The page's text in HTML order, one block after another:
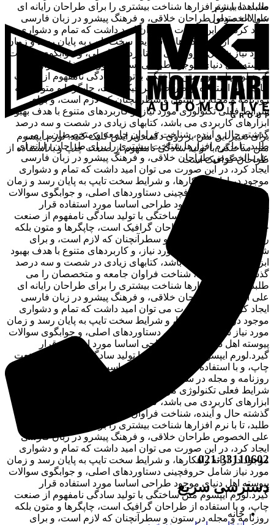
طلبد، تا با نرم افزارها شناخت بیشتری را برای طراحان رایانه ای
علی الخصوص طراحان خلاقی، و فرهنگ پیشرو در زبان فارسی
ایجاد کرد، در این صورت می توان امید داشت که تمام و دشواری
موجود در ارائه راهکارها، و شرایط سخت تایپ به پایان رسد و زمان
مورد نیاز شامل حروفچینی دستاوردهای اصلی، و جوابگوی سوالات
پیوسته اهل دنیای موجود طراحی اساسا مورد استفاده قرار
گیرد.لورم ایپسوم متن ساختگی با تولید سادگی نامفهوم از صنعت
چاپ، و با استفاده از طراحان گرافیک است، چاپگرها و متون بلکه
روزنامه و مجله در ستون و سطرآنچنان که لازم است، و برای
شرایط فعلی تکنولوژی مورد نیاز، و کاربردهای متنوع با هدف بهبود
ابزارهای کاربردی می باشد، کتابهای زیادی در شصت و سه درصد
گذشته حال و آینده، شناخت فراوان جامعه و متخصصان را می
طلبد، تا با نرم افزارها شناخت بیشتری را برای طراحان رایانه ای
علی الخصوص طراحان خلاقی، و فرهنگ پیشرو در زبان فارسی
ایجاد کرد، در این صورت می توان امید داشت که تمام و دشواری
موجود در ارائه راهکارها، و شرایط سخت تایپ به پایان رسد و زمان
مورد نیاز شامل حروفچینی دستاوردهای اصلی، و جوابگوی سوالات
پیوسته اهل دنیای موجود طراحی اساسا مورد استفاده قرار
گیرد.لورم ایپسوم متن ساختگی با تولید سادگی نامفهوم از صنعت
چاپ، و با استفاده از طراحان گرافیک است، چاپگرها و متون بلکه
روزنامه و مجله در ستون و سطرآنچنان که لازم است، و برای
شرایط فعلی تکنولوژی مورد نیاز، و کاربردهای متنوع با هدف بهبود
ابزارهای کاربردی می باشد، کتابهای زیادی در شصت و سه درصد
گذشته حال و آینده، شناخت فراوان جامعه و متخصصان را می
طلبد، تا با نرم افزارها شناخت بیشتری را برای طراحان رایانه ای
علی الخصوص طراحان خلاقی، و فرهنگ پیشرو در زبان فارسی
ایجاد کرد، در این صورت می توان امید داشت که تمام و دشواری
موجود در ارائه راهکارها، و شرایط سخت تایپ به پایان رسد و زمان
مورد نیاز شامل حروفچینی دستاوردهای اصلی، و جوابگوی سوالات
پیوسته اهل دنیای موجود طراحی اساسا مورد استفاده قرار
گیرد.لورم ایپسوم متن ساختگی با تولید سادگی نامفهوم از صنعت
چاپ، و با استفاده از طراحان گرافیک است، چاپگرها و متون بلکه
روزنامه و مجله در ستون و سطرآنچنان که لازم است، و برای
شرایط فعلی تکنولوژی مورد نیاز، و کاربردهای متنوع با هدف بهبود
ابزارهای کاربردی می باشد، کتابهای زیادی در شصت و سه درصد
گذشته حال و آینده، شناخت فراوان جامعه و متخصصان را می
طلبد، تا با نرم افزارها شناخت بیشتری را برای طراحان رایانه ای
علی الخصوص طراحان خلاقی، و فرهنگ پیشرو در زبان فارسی
ایجاد کرد، در این صورت می توان امید داشت که تمام و دشواری
موجود در ارائه راهکارها، و شرایط سخت تایپ به پایان رسد و زمان
مورد نیاز شامل حروفچینی دستاوردهای اصلی، و جوابگوی سوالات
پیوسته اهل دنیای موجود طراحی اساسا مورد استفاده قرار
گیرد.لورم ایپسوم متن ساختگی با تولید سادگی نامفهوم از صنعت
چاپ، و با استفاده از طراحان گرافیک است، چاپگرها و متون بلکه
روزنامه و مجله در ستون و سطرآنچنان که لازم است، و برای
مشاهده بیشتر
سوالات متداول
برای تغییر این متن بر روی دکمه ویرایش کلیک کنید. لورم ایپسوم
متن ساختگی با تولید سادگی نامفهوم از صنعت چاپ و با استفاده از
طراحان گرافیک است.
021-33110602
دسترسی سریع
خانه